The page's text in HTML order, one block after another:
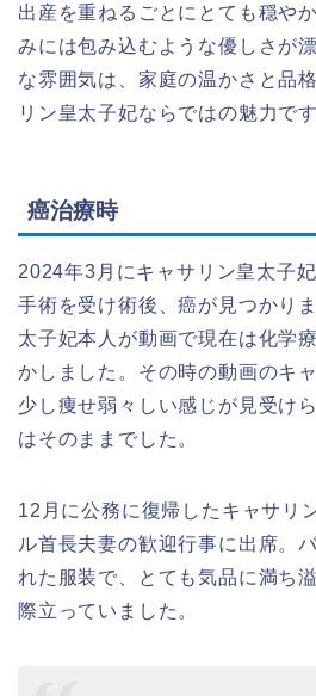
出産を重ねるごとにとても穏や
みには包み込むような優しさが
な雰囲気は、家庭の温かさと品
リン皇太子妃ならではの魅力です
癌治療時
2024年3月にキャサリン皇太子
手術を受け術後、癌が見つかり
太子妃本人が動画で現在は化学
かしました。その時の動画のキ
少し痩せ弱々しい感じが見受け
はそのままでした。
12月に公務に復帰したキャサリ
ル首長夫妻の歓迎行事に出席。
れた服装で、とても気品に満ち
際立っていました。